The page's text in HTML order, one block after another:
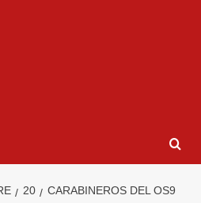
20
CARABINEROS DEL OS9